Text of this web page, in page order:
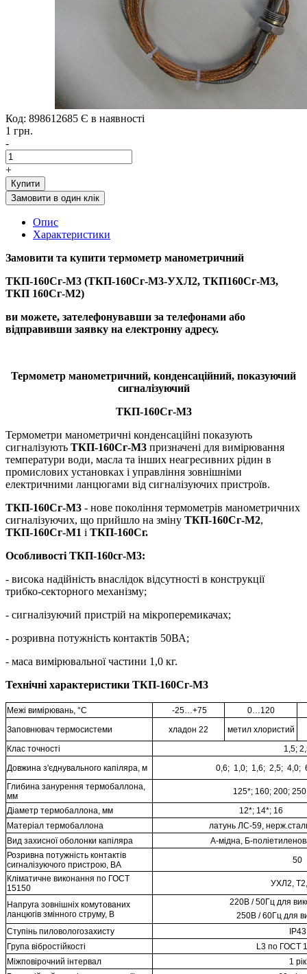
Код: 898612685 Є в наявності
1 грн.
-
+
Купити
Замовити в один клік
Опис
Характеристики
Замовити та купити термометр манометричний
ТКП-160Сг-М3 (ТКП-160Сг-М3-УХЛ2, ТКП160Сг-М3,
ТКП 160Сг-М2)
ви можете, зателефонувавши за телефонами або
відправивши заявку на електронну адресу.
Термометр манометричний, конденсаційний, показуючий
сигналізуючий
ТКП-160Сг-М3
Термометри манометричні конденсаційні показують
сигналізують ТКП-160Сг-М3 призначені для вимірювання
температури води, масла та інших неагресивних рідин в
промислових установках і управління зовнішніми
електричними ланцюгами від сигналізуючих пристроїв.
ТКП-160Сг-М3 - нове покоління термометрів манометричних
сигналізуючих, що прийшло на зміну ТКП-160Сг-М2,
ТКП-160Сг-М1 і ТКП-160Сг.
Особливості ТКП-160сг-М3:
- висока надійність внаслідок відсутності в конструкції
трибко-секторного механізму;
- сигналізуючий пристрій на мікроперемикачах;
- розривна потужність контактів 50ВА;
- маса вимірювальної частини 1,0 кг.
Технічні характеристики ТКП-160Сг-М3
Межі вимірювань, °С -25…+75
0…120
Заповнювач термосистеми
хладон 22
метил хлористий
Клас точності
1,5;
Довжина з'єднувального капіляра, м
0,6; 1,0; 1,6; 2,5; 4,0;
Глибина занурення термобаллона,
мм
125*; 160; 200;
Діаметр термобаллона, мм
12*; 14*; 16
Матеріал термобаллона
латунь ЛС-59,
Вид захисної оболонки капіляра
А-мідна, Б-
Розривна потужність контактів
сигналізуючого пристрою, ВА
50
Кліматичне виконання по ГОСТ
15150
УХЛ2,
Напруга зовнішніх комутованих
ланцюгів змінного струму, В
220В / 50Гц для
250В / 60Гц для
Ступінь пиловологозахисту
IP43
Група вібростійкості
L3 по ГОСТ
Міжповірочний інтервал
1 рік